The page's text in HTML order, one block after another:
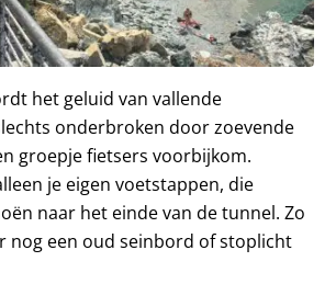
het geluid van vallende
onderbroken door zoevende
groepje fietsers voorbijkom.
je eigen voetstappen, die
naar het einde van de tunnel. Zo
nog een oud seinbord of stoplicht